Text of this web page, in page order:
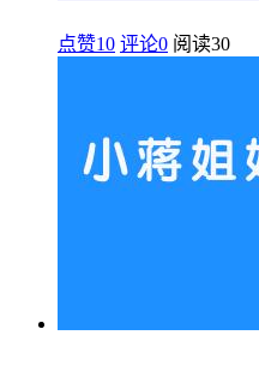
点赞10 评论0 阅读30